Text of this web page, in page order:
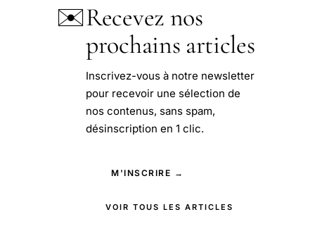
✉️Recevez nos
prochains articles
Inscrivez-vous à notre newsletter
pour recevoir une sélection de
nos contenus, sans spam,
désinscription en 1 clic.
M'INSCRIRE →
VOIR TOUS LES ARTICLES